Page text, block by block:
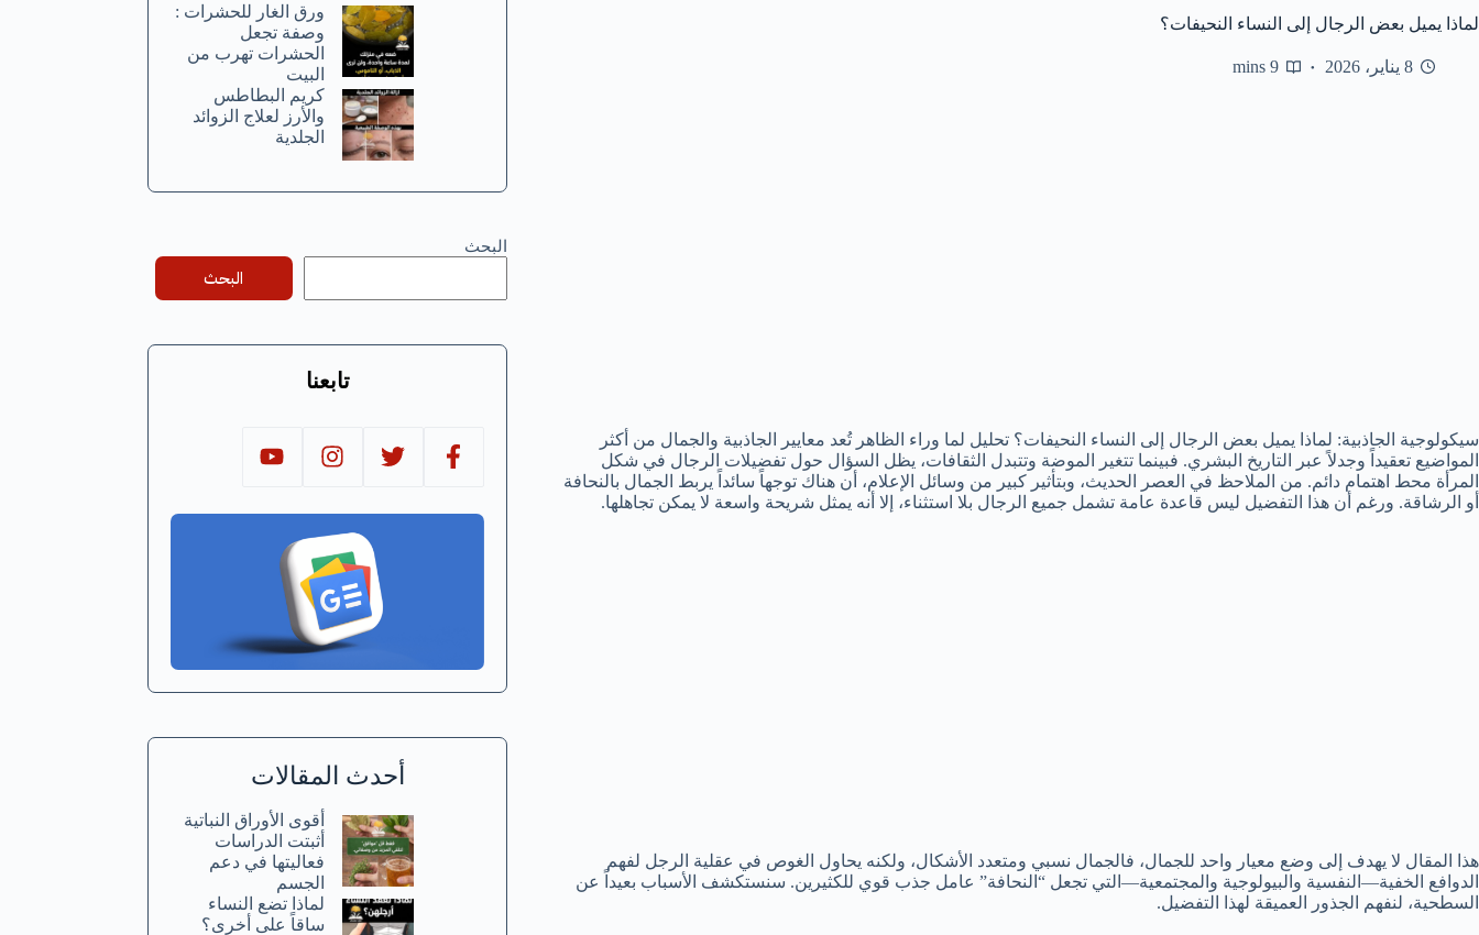
لماذا يميل بعض الرجال إلى النساء النحيفات؟
8 يناير، 2026 9 mins
سيكولوجية الجاذبية: لماذا يميل بعض الرجال إلى النساء النحيفات؟ تحليل لما وراء الظاهر تُعد معايير الجاذبية والجمال من أكثر
المواضيع تعقيداً وجدلاً عبر التاريخ البشري. فبينما تتغير الموضة وتتبدل الثقافات، يظل السؤال حول تفضيلات الرجال في شكل
المرأة محط اهتمام دائم. من الملاحظ في العصر الحديث، وبتأثير كبير من وسائل الإعلام، أن هناك توجهاً سائداً يربط الجمال بالنحافة
أو الرشاقة. ورغم أن هذا التفضيل ليس قاعدة عامة تشمل جميع الرجال بلا استثناء، إلا أنه يمثل شريحة واسعة لا يمكن تجاهلها.
هذا المقال لا يهدف إلى وضع معيار واحد للجمال، فالجمال نسبي ومتعدد الأشكال، ولكنه يحاول الغوص في عقلية الرجل لفهم
الدوافع الخفية—النفسية والبيولوجية والمجتمعية—التي تجعل “النحافة” عامل جذب قوي للكثيرين. سنستكشف الأسباب بعيداً عن
السطحية، لنفهم الجذور العميقة لهذا التفضيل.
ورق الغار للحشرات :
وصفة تجعل
الحشرات تهرب من
البيت
كريم البطاطس
والأرز لعلاج الزوائد
الجلدية
البحث
البحث
تابعنا
أحدث المقالات
أقوى الأوراق النباتية
أثبتت الدراسات
فعاليتها في دعم
الجسم
لماذا تضع النساء
ساقاً على أخرى؟